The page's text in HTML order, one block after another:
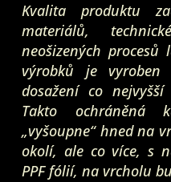
Kvalita produktu
materiálů,
neošizených procesů
výrobků je
dosažení co
Takto ochráněná
„vyšoupne“ hned na
okolí, ale co více, s
PPF fólií, na vrcholu